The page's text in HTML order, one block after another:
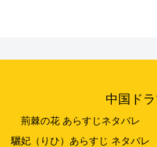
中国ド
荊棘の花 あらすじネタバレ
驪妃（りひ）あらすじ ネタバレ